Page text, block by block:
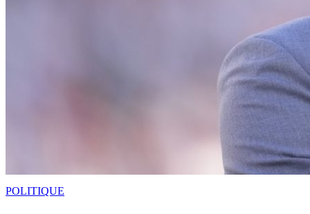
POLITIQUE